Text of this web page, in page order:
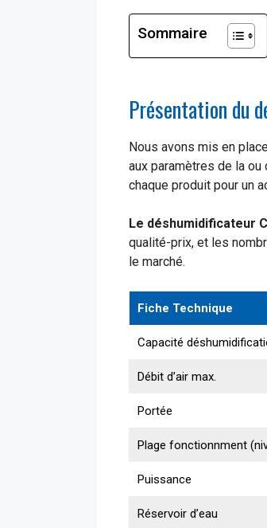
Sommaire
Présentation du
Nous avons mis en
aux paramètres de la
chaque produit pour un
Le déshumidificateur
qualité-prix, et les
le marché.
Fiche Technique
Capacité
Débit d’air max.
Portée
Plage fonctionnment
Puissance
Réservoir d’eau